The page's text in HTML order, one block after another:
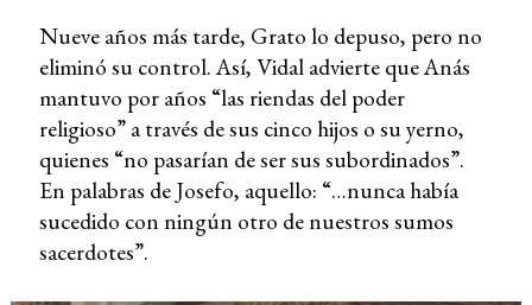
Nueve años más tarde, Grato lo depuso, pero no
eliminó su control. Así, Vidal advierte que Anás
mantuvo por años “las riendas del poder
religioso” a través de sus cinco hijos o su yerno,
quienes “no pasarían de ser sus subordinados”.
En palabras de Josefo, aquello: “…nunca había
sucedido con ningún otro de nuestros sumos
sacerdotes”.